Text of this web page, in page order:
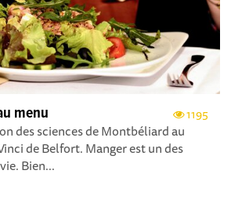
1195
menu
des sciences de Montbéliard au
de Belfort. Manger est un des
Bien...